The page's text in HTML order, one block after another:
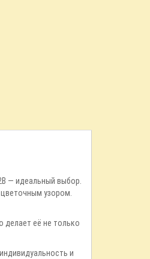
— идеальный выбор.
узором.
делает её не только
и